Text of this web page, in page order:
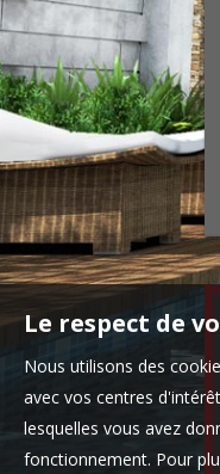
Le respect de
Nous utilisons des
avec vos centres
lesquelles vous avez
fonctionnement. Pour